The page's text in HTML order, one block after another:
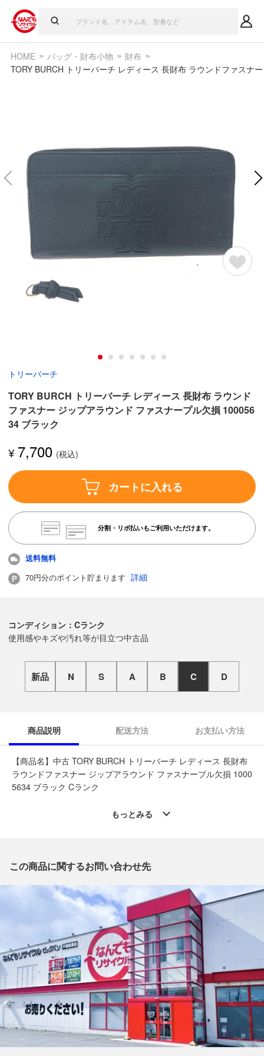
HOME バッグ・財布小物
財布
TORY BURCH トリーバーチ レディース 長財布 ラウンドファスナ
トリーバーチ
TORY BURCH トリーバーチ レディース 長財布 ラウンド
ファスナー ジップアラウンド ファスナープル欠損 100056
34 ブラック
¥ 7,700
カートに入れる
分割・リボ払いもご利用いただけます。
送料無料
70円分のポイント貯まります 詳細
コンディション：Cランク
使用感やキズや汚れ等が目立つ中古品
新品 N S A B C D
商品説明 配送方法 お支払い方法
【商品名】中古 TORY BURCH トリーバーチ レディース 長財布
ラウンドファスナー ジップアラウンド ファスナープル欠損 1000
5634 ブラック Cランク
◆こちらの商品は「なんでもリサイクル ビッグバン千歳信濃店
出品店舗にお電話にてお問い合わせください。
品商品」と「店舗内商品コード」をお知らせ下さい。
電話番号：0123-40-3196
【店舗内商品コード】1013103501991
【メーカー】TORY BURCH/トリーバーチ
【型番】10005634
【対象】レディース
【素材】レザー
【カラー】ブラック
【サイズ】W約19.5cm x H約10.5cm x D約2cm
【開閉式】ファスナー
【札入れ】1箇所
【小銭入れ】1箇所
もっとみる
この商品に関するお問い合わせ先